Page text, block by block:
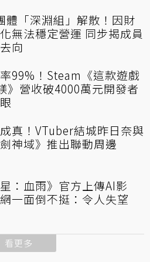
體「深淵組」解散！因財
無法穩定營運 同步揭成員
向
99%！Steam《這款遊戲
》營收破4000萬元開發者
真！VTuber結城昨日奈與
劍神域》推出聯動周邊
星：血雨》官方上傳AI影
一面倒不挺：令人失望
看更多